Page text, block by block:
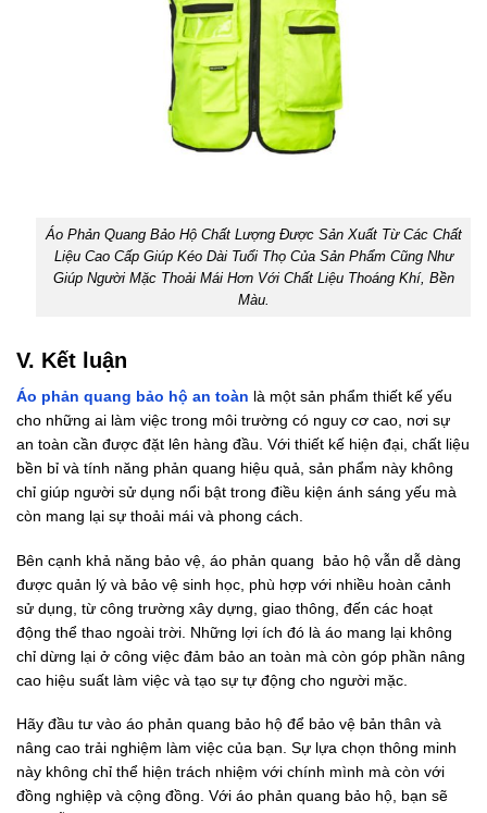
Áo Phản Quang Bảo Hộ Chất Lượng Được Sản Xuất Từ Các Chất
Liệu Cao Cấp Giúp Kéo Dài Tuổi Thọ Của Sản Phẩm Cũng Như
Giúp Người Mặc Thoải Mái Hơn Với Chất Liệu Thoáng Khí, Bền
Màu.
V. Kết luận
Áo phản quang bảo hộ an toàn là một sản phẩm thiết kế yếu
cho những ai làm việc trong môi trường có nguy cơ cao, nơi sự
an toàn cần được đặt lên hàng đầu. Với thiết kế hiện đại, chất liệu
bền bỉ và tính năng phản quang hiệu quả, sản phẩm này không
chỉ giúp người sử dụng nổi bật trong điều kiện ánh sáng yếu mà
còn mang lại sự thoải mái và phong cách.
Bên cạnh khả năng bảo vệ, áo phản quang bảo hộ vẫn dễ dàng
được quản lý và bảo vệ sinh học, phù hợp với nhiều hoàn cảnh
sử dụng, từ công trường xây dựng, giao thông, đến các hoạt
động thể thao ngoài trời. Những lợi ích đó là áo mang lại không
chỉ dừng lại ở công việc đảm bảo an toàn mà còn góp phần nâng
cao hiệu suất làm việc và tạo sự tự động cho người mặc.
Hãy đầu tư vào áo phản quang bảo hộ để bảo vệ bản thân và
nâng cao trải nghiệm làm việc của bạn. Sự lựa chọn thông minh
này không chỉ thể hiện trách nhiệm với chính mình mà còn với
đồng nghiệp và cộng đồng. Với áo phản quang bảo hộ, bạn sẽ